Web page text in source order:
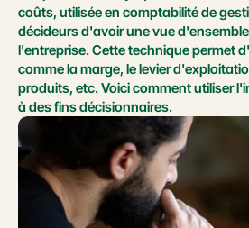
coûts, utilisée en comptabilité de
décideurs d'avoir une vue
l'entreprise. Cette technique permet
comme la marge, le levier
produits, etc. Voici comment utiliser
à des fins décisionnaires.